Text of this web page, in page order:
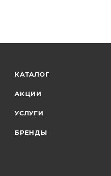
КАТАЛОГ
АКЦИИ
УСЛУГИ
БРЕНДЫ